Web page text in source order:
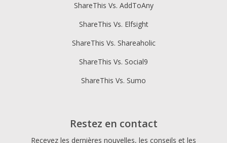
ShareThis Vs. AddToAny
ShareThis Vs. Elfsight
ShareThis Vs. Shareaholic
ShareThis Vs. Social9
ShareThis Vs. Sumo
Restez en contact
Recevez les dernières nouvelles, les conseils et les